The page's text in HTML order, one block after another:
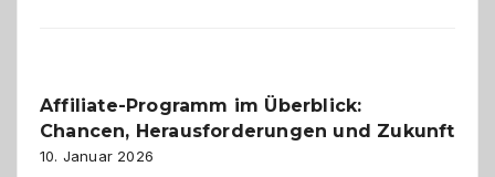
Affiliate-Programm im Überblick:
Chancen, Herausforderungen und Zukunft
10. Januar 2026